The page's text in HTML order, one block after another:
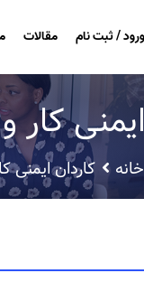
ورود / ثبت نام مقالات
خانه کاردان ایمنی